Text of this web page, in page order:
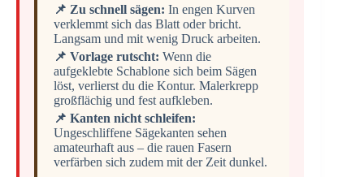
📌 Zu schnell sägen: In engen Kurven
verklemmt sich das Blatt oder bricht.
Langsam und mit wenig Druck arbeiten.
📌 Vorlage rutscht: Wenn die
aufgeklebte Schablone sich beim Sägen
löst, verlierst du die Kontur. Malerkrepp
großflächig und fest aufkleben.
📌 Kanten nicht schleifen:
Ungeschliffene Sägekanten sehen
amateurhaft aus – die rauen Fasern
verfärben sich zudem mit der Zeit dunkel.